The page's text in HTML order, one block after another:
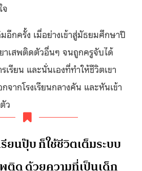
จ
อีกครั้ง เมื่อย่างเข้าสู่มัธยมศึกษาปี
าเสพติดตัวอื่นๆ จนถูกครูจับได้
เรียน และนั่นเองที่ทำให้ชีวิตเขา
จากโรงเรียนกลางคัน และหันเข้า
ว
ยนปุ๊บ ก็ใช้ชีวิตเต็มระบบ
ติด ด้วยความที่เป็นเด็ก